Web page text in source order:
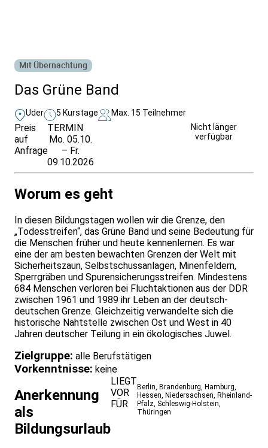
Mit Übernachtung
Das Grüne Band
Uder 5 Kurstage Max. 15 Teilnehmer
Preis
auf
Anfrage
TERMIN
Mo. 05.10.
– Fr.
09.10.2026
Nicht länger
verfügbar
Worum es geht
In diesen Bildungstagen wollen wir die Grenze, den
„Todesstreifen“, das Grüne Band und seine Bedeutung für
die Menschen früher und heute kennenlernen. Es war
eine der am besten bewachten Grenzen der Welt mit
Sicherheitszaun, Selbstschussanlagen, Minenfeldern,
Sperrgräben und Spurensicherungsstreifen. Mindestens
684 Menschen verloren bei Fluchtaktionen aus der DDR
zwischen 1961 und 1989 ihr Leben an der deutsch-
deutschen Grenze. Gleichzeitig verwandelte sich die
historische Nahtstelle zwischen Ost und West in 40
Jahren deutscher Teilung in ein ökologisches Juwel.
Zielgruppe: alle Berufstätigen
Vorkenntnisse: keine
Anerkennung
als
Bildungsurlaub
LIEGT
VOR
FÜR
Berlin Brandenburg Hamburg
Hessen Niedersachsen Rheinland-
Pfalz Schleswig-Holstein
Thüringen